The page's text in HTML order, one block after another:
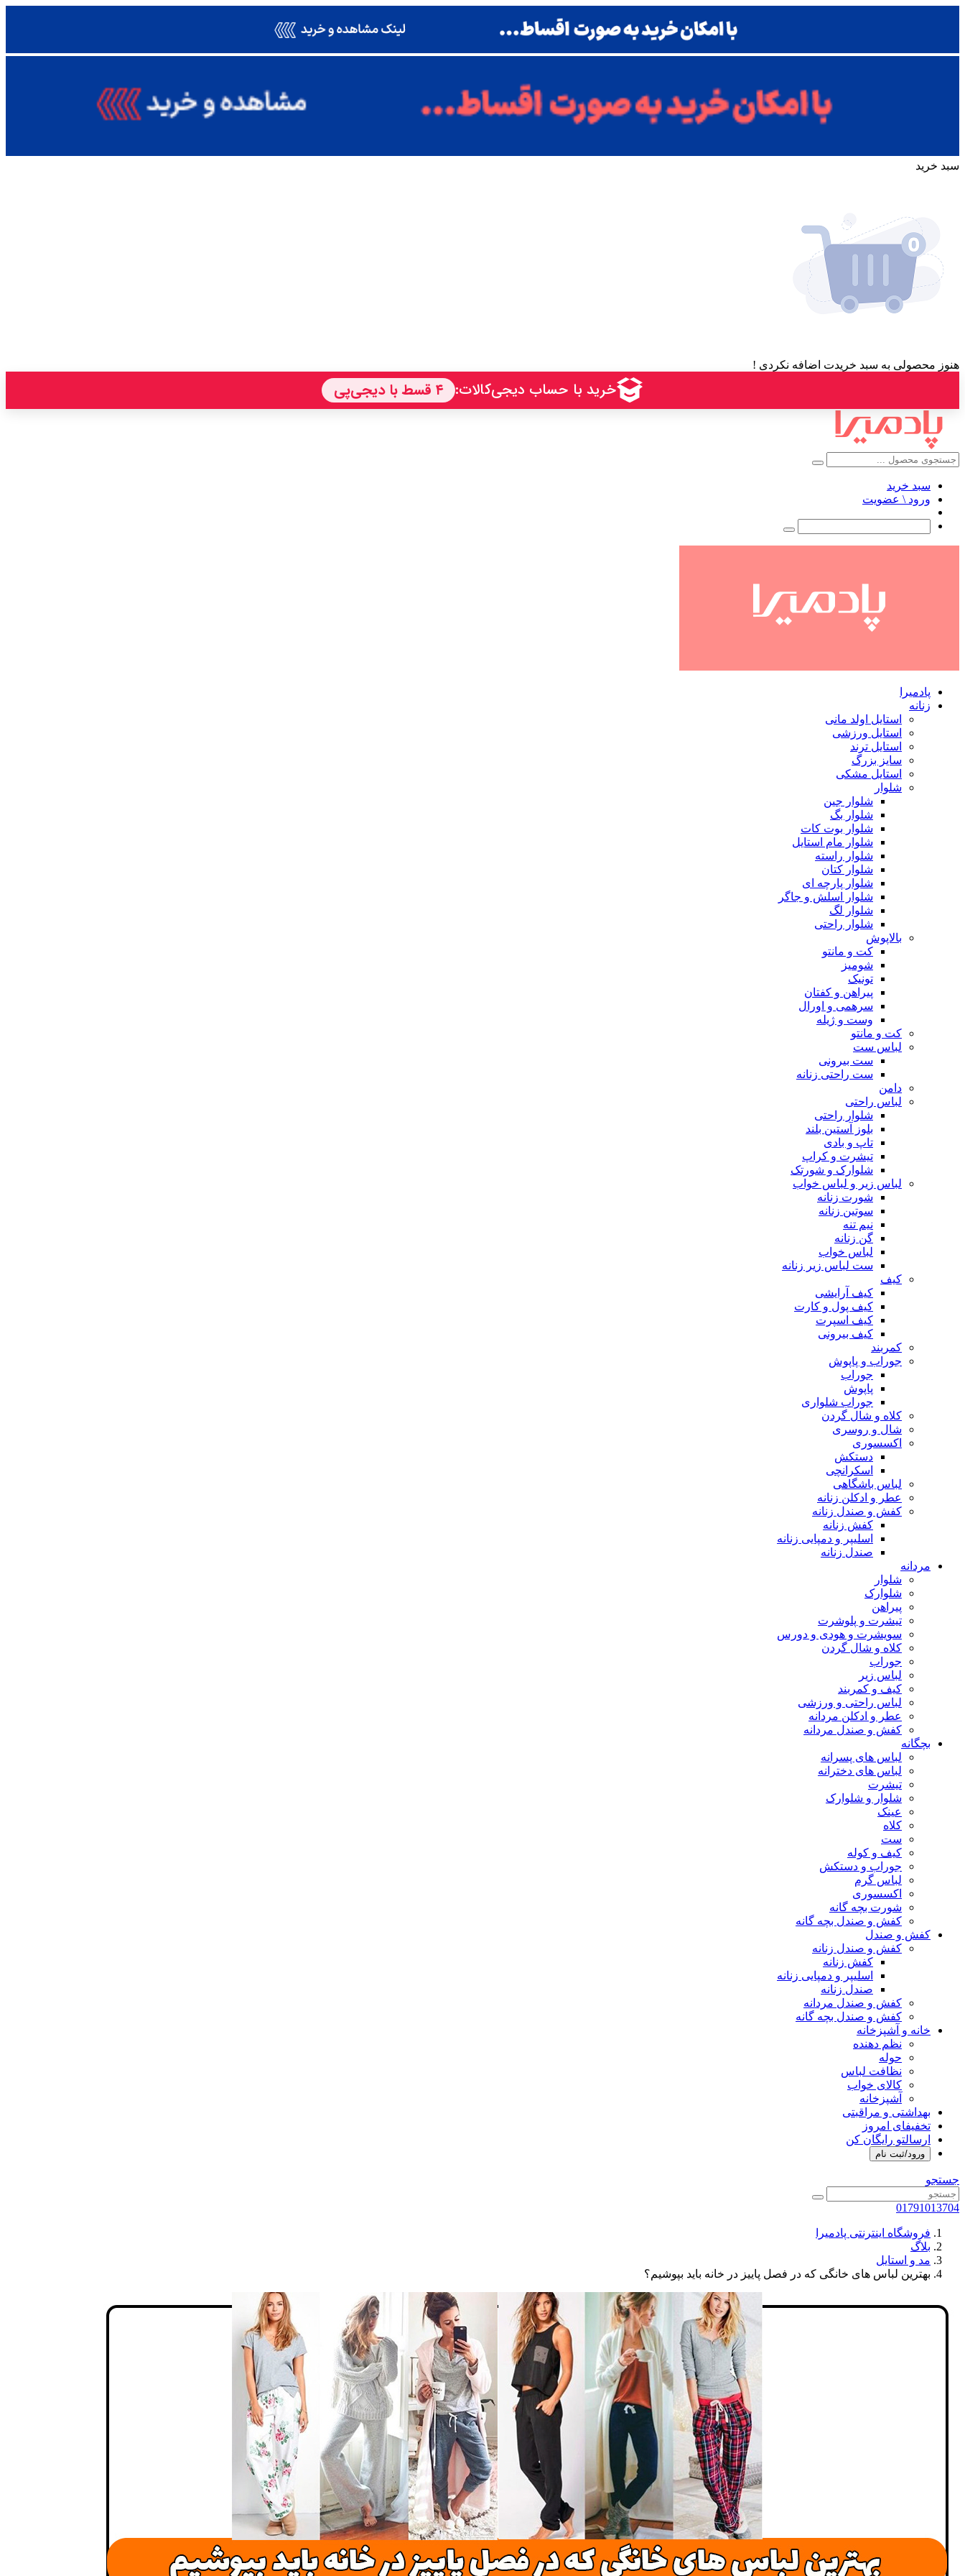
سبد خرید
هنوز محصولی به سبد خریدت اضافه نکردی !
سبد خرید
ورود \ عضویت
پادمیرا
زنانه
استایل اولد مانی
استایل ورزشی
استایل ترند
سایز بزرگ
استایل مشکی
شلوار
شلوار جین
شلوار بگ
شلوار بوت کات
شلوار مام استایل
شلوار راسته
شلوار کتان
شلوار پارچه ای
شلوار اسلش و جاگر
شلوار لگ
شلوار راحتی
بالاپوش
کت و مانتو
شومیز
تونیک
پیراهن و کفتان
سرهمی و اورال
وست و ژیله
کت و مانتو
لباس ست
ست بیرونی
ست راحتی زنانه
دامن
لباس راحتی
شلوار راحتی
بلوز آستین بلند
تاپ و بادی
تیشرت و کراپ
شلوارک و شورتک
لباس زیر و لباس خواب
شورت زنانه
سوتین زنانه
نیم تنه
گن زنانه
لباس خواب
ست لباس زیر زنانه
کیف
کیف آرایشی
کیف پول و کارت
کیف اسپرت
کیف بیرونی
کمربند
جوراب و پاپوش
جوراب
پاپوش
جوراب شلواری
کلاه و شال گردن
شال و روسری
اکسسوری
دستکش
اسکرانچی
لباس باشگاهی
عطر و ادکلن زنانه
کفش و صندل زنانه
کفش زنانه
اسلیپر و دمپایی زنانه
صندل زنانه
مردانه
شلوار
شلوارک
پیراهن
تیشرت و پلوشرت
سویشرت و هودی و دورس
کلاه و شال گردن
جوراب
لباس زیر
کیف و کمربند
لباس راحتی و ورزشی
عطر و ادکلن مردانه
کفش و صندل مردانه
بچگانه
لباس های پسرانه
لباس های دخترانه
تیشرت
شلوار و شلوارک
عینک
کلاه
ست
کیف و کوله
جوراب و دستکش
لباس گرم
اکسسوری
شورت بچه گانه
کفش و صندل بچه گانه
کفش و صندل
کفش و صندل زنانه
کفش زنانه
اسلیپر و دمپایی زنانه
صندل زنانه
کفش و صندل مردانه
کفش و صندل بچه گانه
خانه و آشپزخانه
نظم دهنده
حوله
نظافت لباس
کالای خواب
آشپزخانه
بهداشتی و مراقبتی
تخفیفای امروز
ارسالتو رایگان کن
ورود/ثبت نام
جستجو
01791013704
فروشگاه اینترنتی پادمیرا
بلاگ
مد و استایل
بهترین لباس های خانگی که در فصل پاییز در خانه باید بپوشیم؟